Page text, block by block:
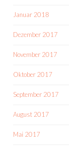
Januar 2018
Dezember 2017
November 2017
Oktober 2017
September 2017
August 2017
Mai 2017